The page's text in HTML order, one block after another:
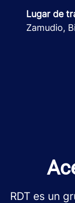
Lugar de
Zamudio,
RDT es un